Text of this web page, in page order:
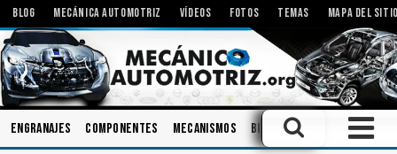
BLOG MECÁNICA AUTOMOTRIZ VÍDEOS FOTOS TEMAS MAPA DEL
Engranajes Componentes Mecanismos Bielas Modificaciones